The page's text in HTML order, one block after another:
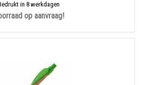
in 8 werkdagen
op aanvraag!